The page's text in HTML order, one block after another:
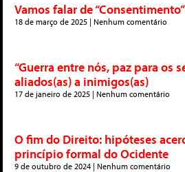
Vamos falar de
18 de março de 2025 Nenhum comentário
“Guerra entre nós, paz para os
aliados(as) a inimigos(as)
17 de janeiro de 2025 Nenhum comentário
O fim do Direito: hipóteses
princípio formal do Ocidente
9 de outubro de 2024 Nenhum comentário